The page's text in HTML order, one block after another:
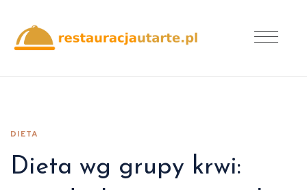
DIETA
Dieta wg grupy krwi: